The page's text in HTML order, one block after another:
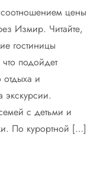
цены
Измир. Читайте,
гостиницы
подойдет
и
экскурсии.
с детьми и
По курортной […]